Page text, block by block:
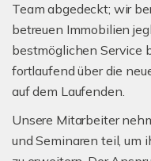
Team abgedeckt; wir
betreuen Immobilien
bestmöglichen Service
fortlaufend über die
auf dem Laufenden.
Unsere Mitarbeiter
und Seminaren teil, um